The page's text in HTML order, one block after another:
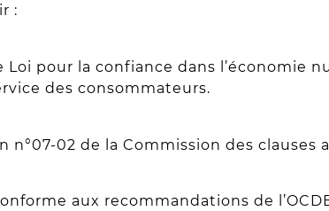
:
Loi pour la confiance dans l’économie
des consommateurs.
n°07-02 de la Commission des
aux recommandations de